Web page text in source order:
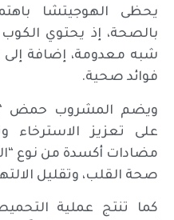
يحظى الهوجيتشا
بالصحة، إذ يحتوي
شبه معدومة، إضافة إلى
فوائد صحية.
ويضم المشروب حمض
على تعزيز الاسترخاء
مضادات أكسدة من نوع
صحة القلب، وتقليل
كما تنتج عملية